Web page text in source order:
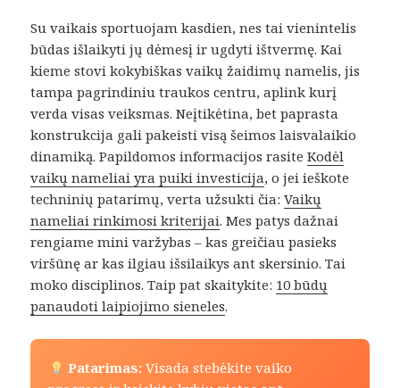
Su vaikais sportuojam kasdien, nes tai vienintelis
būdas išlaikyti jų dėmesį ir ugdyti ištvermę. Kai
kieme stovi kokybiškas vaikų žaidimų namelis, jis
tampa pagrindiniu traukos centru, aplink kurį
verda visas veiksmas. Neįtikėtina, bet paprasta
konstrukcija gali pakeisti visą šeimos laisvalaikio
dinamiką. Papildomos informacijos rasiteKodėl
vaikų nameliai yra puiki investicija, o jei ieškote
techninių patarimų, verta užsukti čia:Vaikų
nameliai rinkimosi kriterijai. Mes patys dažnai
rengiame mini varžybas – kas greičiau pasieks
viršūnę ar kas ilgiau išsilaikys ant skersinio. Tai
moko disciplinos. Taip pat skaitykite: 10 būdų
panaudoti laipiojimo sieneles.
Patarimas:Visada stebėkite vaiko